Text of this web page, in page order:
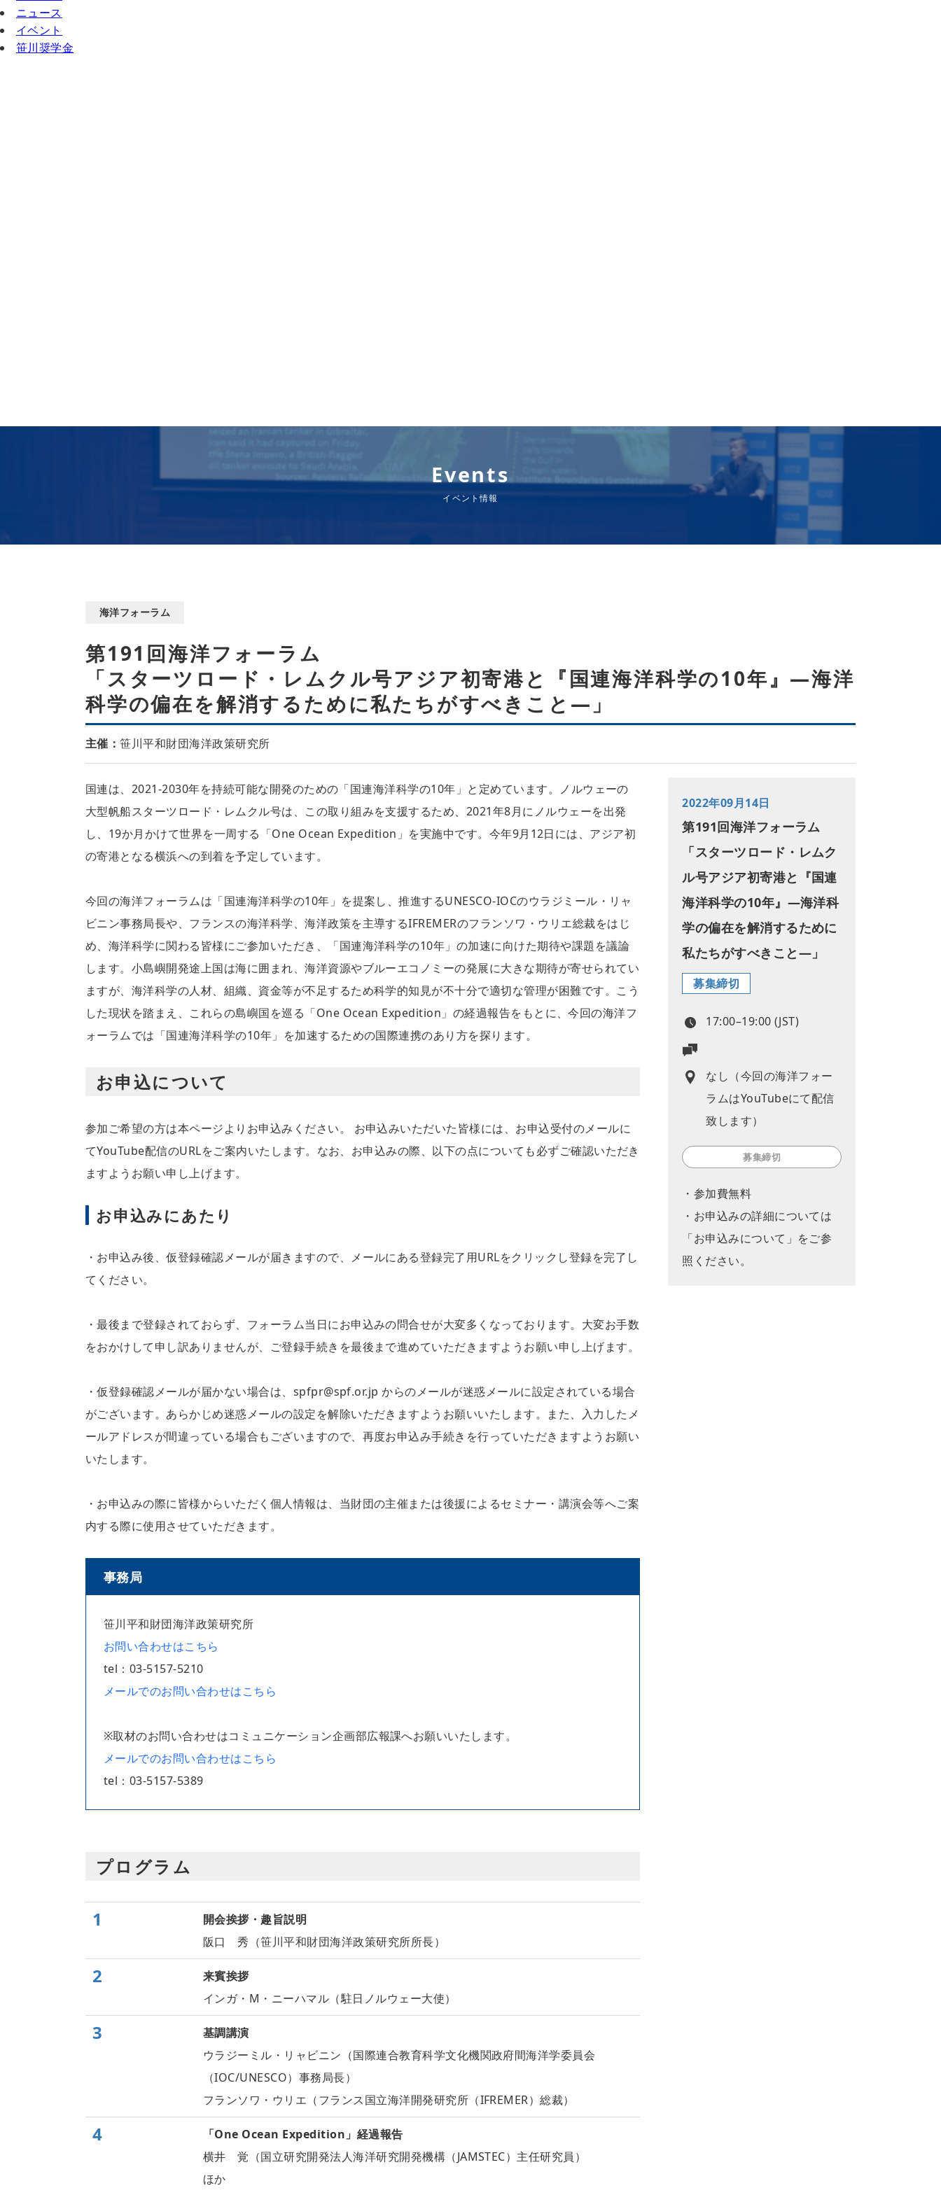
ニュース
イベント
笹川奨学金
Events
イベント情報
海洋フォーラム
第191回海洋フォーラム
「スターツロード・レムクル号アジア初寄港と『国連海洋科学の10年』―海洋
科学の偏在を解消するために私たちがすべきこと―」
主催：笹川平和財団海洋政策研究所
国連は、2021-2030年を持続可能な開発のための「国連海洋科学の10年」と定めています。ノルウェーの
大型帆船スターツロード・レムクル号は、この取り組みを支援するため、2021年8月にノルウェーを出発
し、19か月かけて世界を一周する「One Ocean Expedition」を実施中です。今年9月12日には、アジア初
の寄港となる横浜への到着を予定しています。
今回の海洋フォーラムは「国連海洋科学の10年」を提案し、推進するUNESCO-IOCのウラジミール・リャ
ビニン事務局長や、フランスの海洋科学、海洋政策を主導するIFREMERのフランソワ・ウリエ総裁をはじ
め、海洋科学に関わる皆様にご参加いただき、「国連海洋科学の10年」の加速に向けた期待や課題を議論
します。小島嶼開発途上国は海に囲まれ、海洋資源やブルーエコノミーの発展に大きな期待が寄せられてい
ますが、海洋科学の人材、組織、資金等が不足するため科学的知見が不十分で適切な管理が困難です。こう
した現状を踏まえ、これらの島嶼国を巡る「One Ocean Expedition」の経過報告をもとに、今回の海洋フ
ォーラムでは「国連海洋科学の10年」を加速するための国際連携のあり方を探ります。
お申込について
参加ご希望の方は本ページよりお申込みください。 お申込みいただいた皆様には、お申込受付のメールに
てYouTube配信のURLをご案内いたします。なお、お申込みの際、以下の点についても必ずご確認いただき
ますようお願い申し上げます。
お申込みにあたり
・お申込み後、仮登録確認メールが届きますので、メールにある登録完了用URLをクリックし登録を完了し
てください。
・最後まで登録されておらず、フォーラム当日にお申込みの問合せが大変多くなっております。大変お手数
をおかけして申し訳ありませんが、ご登録手続きを最後まで進めていただきますようお願い申し上げます。
・仮登録確認メールが届かない場合は、spfpr@spf.or.jp からのメールが迷惑メールに設定されている場合
がございます。あらかじめ迷惑メールの設定を解除いただきますようお願いいたします。また、入力したメ
ールアドレスが間違っている場合もございますので、再度お申込み手続きを行っていただきますようお願い
いたします。
・お申込みの際に皆様からいただく個人情報は、当財団の主催または後援によるセミナー・講演会等へご案
内する際に使用させていただきます。
事務局
笹川平和財団海洋政策研究所
お問い合わせはこちら
tel：03-5157-5210
メールでのお問い合わせはこちら
※取材のお問い合わせはコミュニケーション企画部広報課へお願いいたします。
メールでのお問い合わせはこちら
tel：03-5157-5389
プログラム
1
開会挨拶・趣旨説明
阪口 秀（笹川平和財団海洋政策研究所所長）
2
来賓挨拶
インガ・M・ニーハマル（駐日ノルウェー大使）
3
基調講演
ウラジーミル・リャビニン（国際連合教育科学文化機関政府間海洋学委員会
（IOC/UNESCO）事務局長）
フランソワ・ウリエ（フランス国立海洋開発研究所（IFREMER）総裁）
4
「One Ocean Expedition」経過報告
横井 覚（国立研究開発法人海洋研究開発機構（JAMSTEC）主任研究員）
ほか
2022年09月14日
第191回海洋フォーラム
「スターツロード・レムク
ル号アジア初寄港と『国連
海洋科学の10年』―海洋科
学の偏在を解消するために
私たちがすべきこと―」
募集締切
17:00–19:00 (JST)
なし（今回の海洋フォー
ラムはYouTubeにて配信
致します）
募集締切
・参加費無料
・お申込みの詳細については
「お申込みについて」をご参
照ください。